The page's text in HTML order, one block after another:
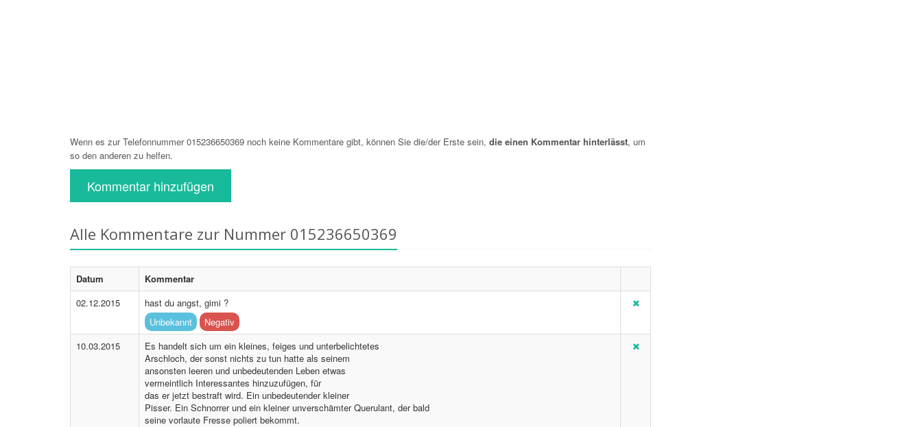
Wenn es zur Telefonnummer 015236650369 noch keine Kommentare gibt, können Sie die/der Erste sein, die einen Kommentar hinterlässt, um
so den anderen zu helfen.
Kommentar hinzufügen
Alle Kommentare zur Nummer 015236650369
Datum
Kommentar
02.12.2015
hast du angst, gimi ?
Unbekannt
Negativ
10.03.2015
Es handelt sich um ein kleines, feiges und unterbelichtetes
Arschloch, der sonst nichts zu tun hatte als seinem
ansonsten leeren und unbedeutenden Leben etwas
vermeintlich Interessantes hinzuzufügen, für
das er jetzt bestraft wird. Ein unbedeutender kleiner
Pisser. Ein Schnorrer und ein kleiner unverschämter Querulant, der bald
seine vorlaute Fresse poliert bekommt.